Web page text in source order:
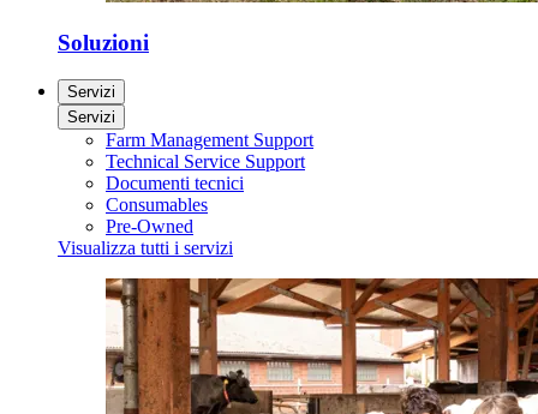
Soluzioni
Servizi
Servizi
Farm Management Support
Technical Service Support
Documenti tecnici
Consumables
Pre-Owned
Visualizza tutti i servizi